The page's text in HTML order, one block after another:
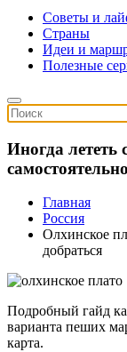
Советы и
Страны
Идеи и
Полезные
Иногда лететь
Главная
Россия
Олхинское
добраться
Подробный гайд
варианта пеших
карта.